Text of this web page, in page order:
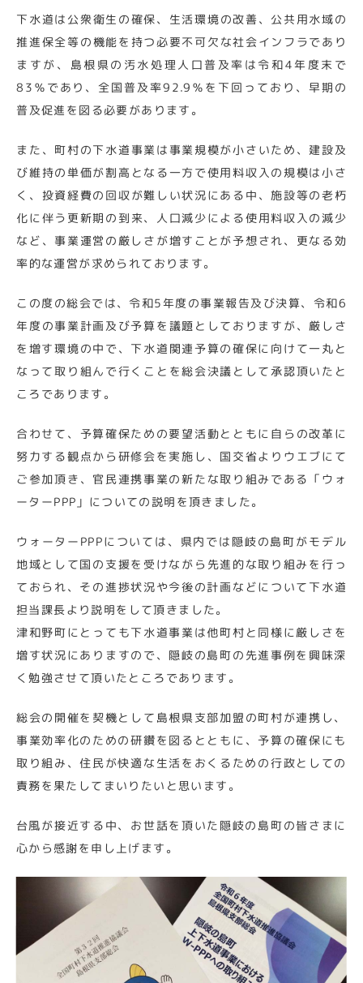
下水道は公衆衛生の確保、生活環境の改善、公共用水域の
推進保全等の機能を持つ必要不可欠な社会インフラであり
ますが、島根県の汚水処理人口普及率は令和4年度末で
83％であり、全国普及率92.9％を下回っており、早期の
普及促進を図る必要があります。
また、町村の下水道事業は事業規模が小さいため、建設及
び維持の単価が割高となる一方で使用料収入の規模は小さ
く、投資経費の回収が難しい状況にある中、施設等の老朽
化に伴う更新期の到来、人口減少による使用料収入の減少
など、事業運営の厳しさが増すことが予想され、更なる効
率的な運営が求められております。
この度の総会では、令和5年度の事業報告及び決算、令和6
年度の事業計画及び予算を議題としておりますが、厳しさ
を増す環境の中で、下水道関連予算の確保に向けて一丸と
なって取り組んで行くことを総会決議として承認頂いたと
ころであります。
合わせて、予算確保ための要望活動とともに自らの改革に
努力する観点から研修会を実施し、国交省よりウエブにて
ご参加頂き、官民連携事業の新たな取り組みである「ウォ
ーターPPP」についての説明を頂きました。
ウォーターPPPについては、県内では隠岐の島町がモデル
地域として国の支援を受けながら先進的な取り組みを行っ
ておられ、その進捗状況や今後の計画などについて下水道
担当課長より説明をして頂きました。
津和野町にとっても下水道事業は他町村と同様に厳しさを
増す状況にありますので、隠岐の島町の先進事例を興味深
く勉強させて頂いたところであります。
総会の開催を契機として島根県支部加盟の町村が連携し、
事業効率化のための研鑽を図るとともに、予算の確保にも
取り組み、住民が快適な生活をおくるための行政としての
責務を果たしてまいりたいと思います。
台風が接近する中、お世話を頂いた隠岐の島町の皆さまに
心から感謝を申し上げます。